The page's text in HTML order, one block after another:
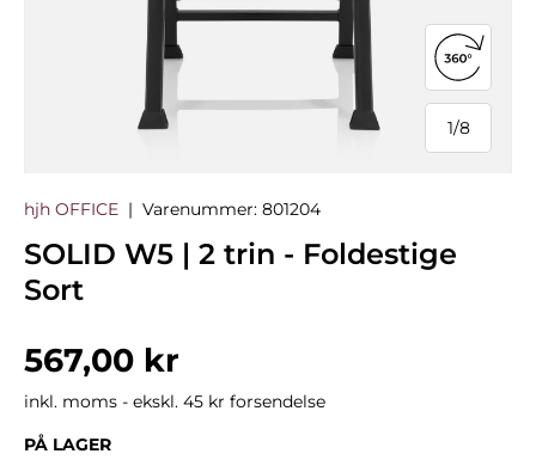
1/
af
8
Åbn
hjh OFFICE | Varenummer: 801204
SOLID W5 | 2 trin - Foldestige
Sort
Normalpris
567,00 kr
inkl. moms - ekskl. 45 kr forsendelse
PÅ LAGER